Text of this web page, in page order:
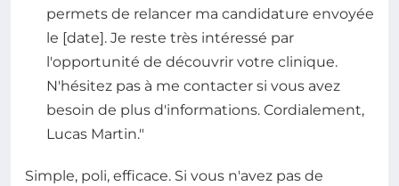
permets de relancer ma candidature envoyée
le [date]. Je reste très intéressé par
l'opportunité de découvrir votre clinique.
N'hésitez pas à me contacter si vous avez
besoin de plus d'informations. Cordialement,
Lucas Martin."
Simple, poli, efficace. Si vous n'avez pas de